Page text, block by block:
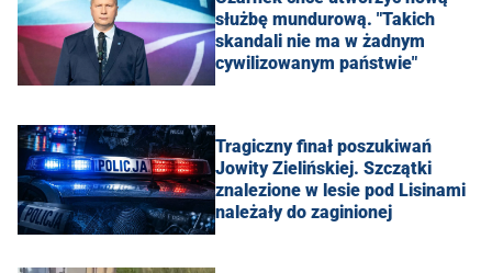
służbę mundurową. "Takich
skandali nie ma w żadnym
cywilizowanym państwie"
Tragiczny finał poszukiwań
Jowity Zielińskiej. Szczątki
znalezione w lesie pod Lisinami
należały do zaginionej